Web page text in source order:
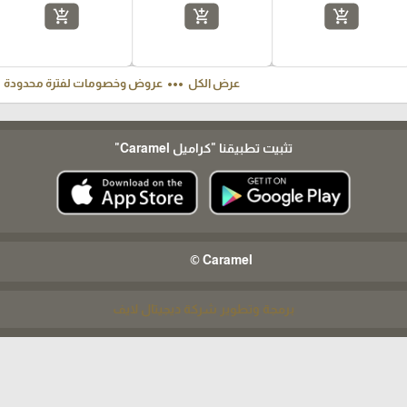
add_shopping_cart
add_shopping_cart
add_shopping_cart
عرض الكل more_horiz عروض وخصومات لفترة محدودة
تثبيت تطبيقنا "كراميل Caramel"
Caramel ©
برمجة وتطوير شركة ديجيتال لايف